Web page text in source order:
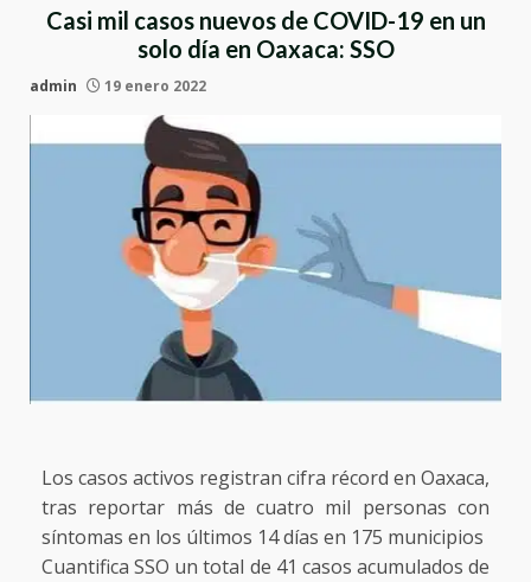
Casi mil casos nuevos de COVID-19 en un
solo día en Oaxaca: SSO
admin 19 enero 2022
Los casos activos registran cifra récord en Oaxaca,
tras reportar más de cuatro mil personas con
síntomas en los últimos 14 días en 175 municipios
Cuantifica SSO un total de 41 casos acumulados de